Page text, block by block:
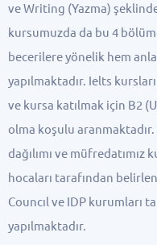
ve Writing (Yazma)
kursumuzda da bu 4
becerilere yönelik hem
yapılmaktadır. Ielts
ve kursa katılmak için B2
olma koşulu
dağılımı ve müfredatımız
hocaları tarafından
Councıl ve IDP kurumları
yapılmaktadır.